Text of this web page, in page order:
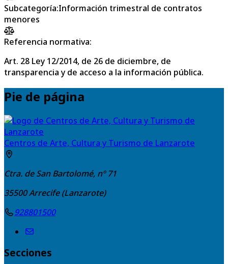
Subcategoría:Información trimestral de contratos
menores
Referencia normativa:
Art. 28 Ley 12/2014, de 26 de diciembre, de
transparencia y de acceso a la información pública.
Pie de página
Centros de Arte, Cultura y Turismo de Lanzarote
Ctra. de San Bartolomé, nº 71
35500Arrecife (Lanzarote)
928801500
Secciones